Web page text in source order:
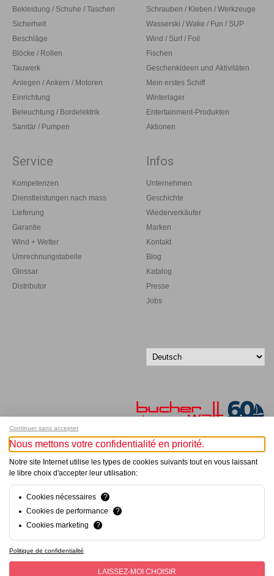
Bekleidung / Schuhe / Taschen
Sicherheit
Beschläge
Blöcke / Rollen
Tauwerk
Anlegen / Ankern / Motoren
Einrichtung
Beleuchtung / Bordelektrik
Sanitär / Pumpen
Schrauben / Kleben / Werkzeuge
Wasserski / Wake / Fun / SUP
Wind / Surf / Foil
Fischen
Geschenkideen und Aktivitäten
Mein erstes Schiff
Winterlager
Entertainment-Produkten
Aktionen
Service
Kompetenzen
Dienstleistungen nach mass
Lieferung
Garantie
Wind + Wetter
Umrechnungstabelle
Glossar
Distributor
Infos
Unternehmen
Geschichte
Wiederverkäufer
Marken
Kontakt
Blog
Katalog
Presse
Jobs
Melde dich für unseren Newsletter an!
© Bucher+Walt 2011-2026
hsolutions.ch
Continuer sans accepter
Nous mettons votre confidentialité en priorité.
Notre site Internet utilise les types de cookies suivants tout en vous laissant
le libre choix d'accepter leur utilisation:
Cookies nécessaires
?
Cookies de performance
?
Cookies marketing
?
Politique de confidentialité
LAISSEZ-MOI CHOISIR